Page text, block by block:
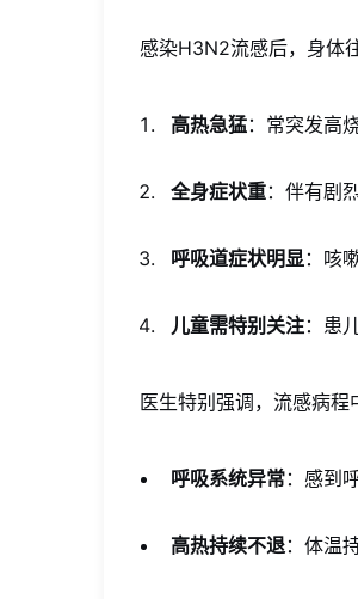
感染H3N2流感后，身体
高热急猛：常突发高
全身症状重：伴有剧
呼吸道症状明显：咳
儿童需特别关注：患
医生特别强调，流感病程
呼吸系统异常：感到
高热持续不退：体温